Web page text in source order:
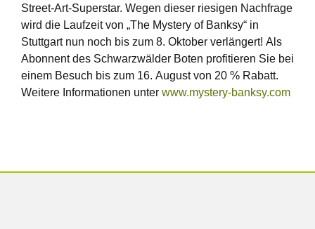
Street-Art-Superstar. Wegen dieser riesigen Nachfrage
wird die Laufzeit von „The Mystery of Banksy“ in
Stuttgart nun noch bis zum 8. Oktober verlängert! Als
Abonnent des Schwarzwälder Boten profitieren Sie bei
einem Besuch bis zum 16. August von 20 % Rabatt.
Weitere Informationen unter www.mystery-banksy.com